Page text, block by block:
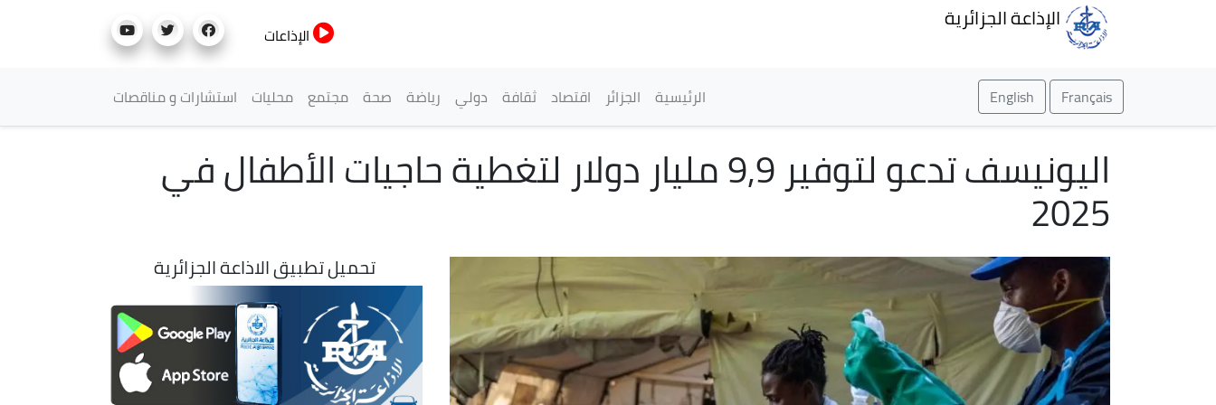
الإذاعة الجزائرية
الإذاعات
Français
English القائمة الرئيسية
الرئيسية الجزائر اقتصاد ثقافة دولي رياضة صحة مجتمع محليات استشارات و مناقصات
اليونيسف تدعو لتوفير 9,9 مليار دولار لتغطية حاجيات الأطفال في
2025
تحميل تطبيق الاذاعة الجزائرية